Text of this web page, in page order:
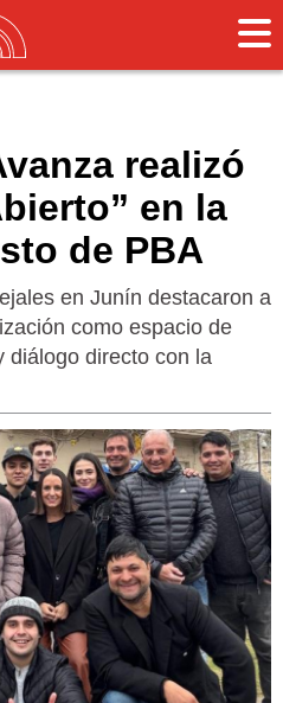
realizó
en la
de PBA
en Junín destacaron a
como espacio de
diálogo directo con la